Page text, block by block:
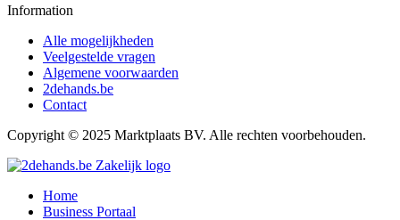
Information
Alle mogelijkheden
Veelgestelde vragen
Algemene voorwaarden
2dehands.be
Contact
Copyright © 2025 Marktplaats BV. Alle rechten voorbehouden.
Home
Business Portaal